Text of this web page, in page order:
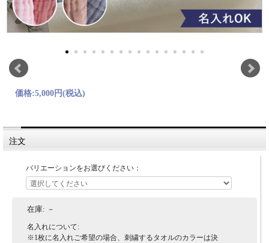
価格:5,000円(税込)
注文
バリエーションをお選びください：
在庫: －
名入れについて:
※1枚に名入れご希望の場合、刺繍するタオルのカラーは決